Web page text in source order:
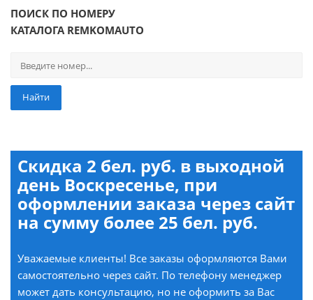
ПОИСК ПО НОМЕРУ
КАТАЛОГА REMKOMAUTO
Найти
Скидка 2 бел. руб. в выходной
день Воскресенье, при
оформлении заказа через сайт
на сумму более 25 бел. руб.
Уважаемые клиенты! Все заказы оформляются Вами
самостоятельно через сайт. По телефону менеджер
может дать консультацию, но не оформить за Вас